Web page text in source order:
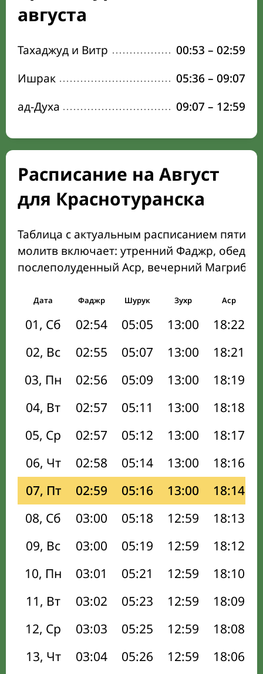
августа
Тахаджуд и Витр 00:53 – 02:59
Ишрак
05:36 – 09:07
ад-Духа
09:07 – 12:59
Расписание на Август
для Краснотуранска
Таблица с актуальным расписанием пяти
молитв включает: утренний Фаджр,
послеполуденный Аср, вечерний Магриб
Дата Фаджр Шурук Зухр Аср
01, Сб 02:54 05:05 13:00 18:22
02, Вс
02:55 05:07 13:00 18:21
03, Пн
02:56 05:09 13:00 18:19
04, Вт
02:57 05:11 13:00 18:18
05, Ср
02:57 05:12 13:00 18:17
06, Чт
02:58 05:14 13:00 18:16
07, Пт
02:59 05:16 13:00 18:14
08, Сб
03:00 05:18 12:59 18:13
09, Вс
03:00 05:19 12:59 18:12
10, Пн
03:01 05:21 12:59 18:10
11, Вт
03:02 05:23 12:59 18:09
12, Ср
03:03 05:25 12:59 18:08
13, Чт
03:04 05:26 12:59 18:06